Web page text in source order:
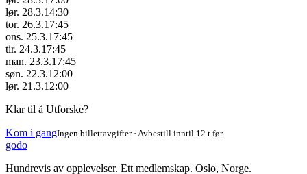
lør. 28.3.14:30
tor. 26.3.17:45
ons. 25.3.17:45
tir. 24.3.17:45
man. 23.3.17:45
søn. 22.3.12:00
lør. 21.3.12:00
Klar til å Utforske?
Kom i gangIngen billettavgifter · Avbestill inntil 12 t før
godo
Hundrevis av opplevelser. Ett medlemskap. Oslo, Norge.